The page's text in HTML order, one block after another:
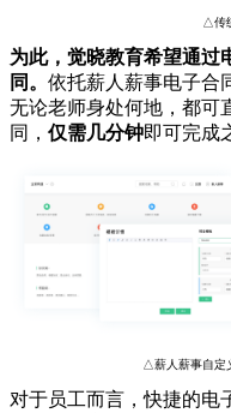
△传
为此，觉晓教育希望通过
同。 依托薪人薪事电子合
无论老师身处何地，都可
同， 仅需几分钟即可完成
△薪人薪事自定
对于员工而言，快捷的电